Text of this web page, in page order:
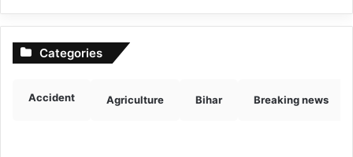
Categories
Accident Agriculture Bihar Breaking news